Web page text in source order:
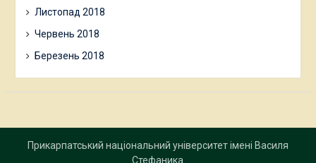
Листопад 2018
Червень 2018
Березень 2018
Прикарпатський національний університет імені Василя
Стефаника